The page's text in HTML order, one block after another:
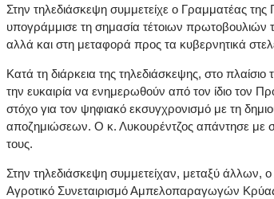
Στην τηλεδιάσκεψη συμμετείχε ο Γραμματέας
υπογράμμισε τη σημασία τέτοιων πρωτοβουλιών
αλλά και στη μεταφορά προς τα κυβερνητικά
Κατά τη διάρκεια της τηλεδιάσκεψης, στο
την ευκαιρία να ενημερωθούν από τον ίδιο τον
στόχο για τον ψηφιακό εκσυγχρονισμό με τη
αποζημιώσεων. Ο κ. Λυκουρέντζος απάντησε με
τους.
Στην τηλεδιάσκεψη συμμετείχαν, μεταξύ άλλων,
Αγροτικό Συνεταιρισμό Αμπελοπαραγωγών